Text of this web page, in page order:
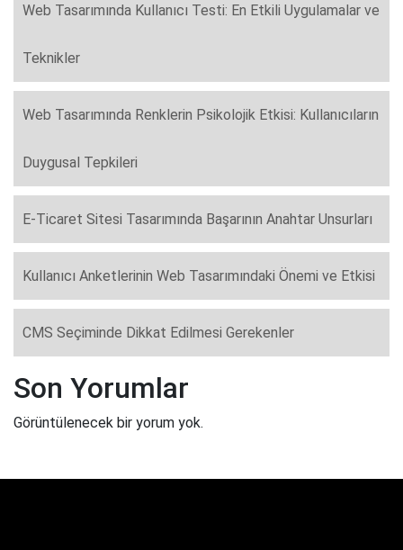
Web Tasarımında Kullanıcı Testi: En Etkili Uygulamalar ve
Teknikler
Web Tasarımında Renklerin Psikolojik Etkisi: Kullanıcıların
Duygusal Tepkileri
E-Ticaret Sitesi Tasarımında Başarının Anahtar Unsurları
Kullanıcı Anketlerinin Web Tasarımındaki Önemi ve Etkisi
CMS Seçiminde Dikkat Edilmesi Gerekenler
Son Yorumlar
Görüntülenecek bir yorum yok.